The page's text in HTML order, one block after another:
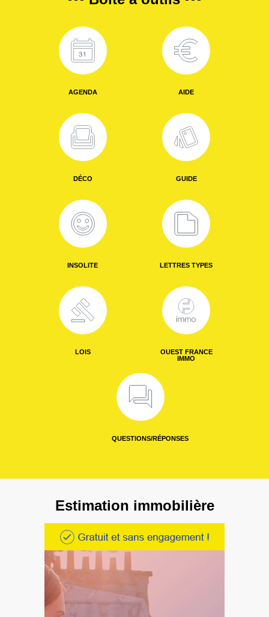
AGENDA AIDE
DÉCO GUIDE
INSOLITE LETTRES TYPES
LOIS
OUEST FRANCE
IMMO
QUESTIONS/RÉPONSES
Estimation immobilière